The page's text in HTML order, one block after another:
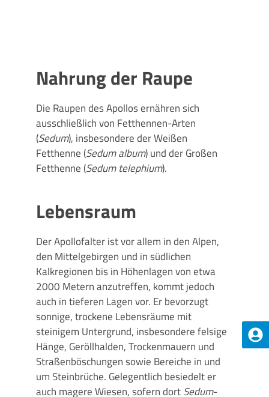
Nahrung der Raupe
Die Raupen des Apollos ernähren sich
ausschließlich von Fetthennen-Arten
(Sedum), insbesondere der Weißen
Fetthenne (Sedum album) und der Großen
Fetthenne (Sedum telephium).
Lebensraum
Der Apollofalter ist vor allem in den Alpen,
den Mittelgebirgen und in südlichen
Kalkregionen bis in Höhenlagen von etwa
2000 Metern anzutreffen, kommt jedoch
auch in tieferen Lagen vor. Er bevorzugt
sonnige, trockene Lebensräume mit
steinigem Untergrund, insbesondere felsige
Hänge, Geröllhalden, Trockenmauern und
Straßenböschungen sowie Bereiche in und
um Steinbrüche. Gelegentlich besiedelt er
auch magere Wiesen, sofern dortSedum-